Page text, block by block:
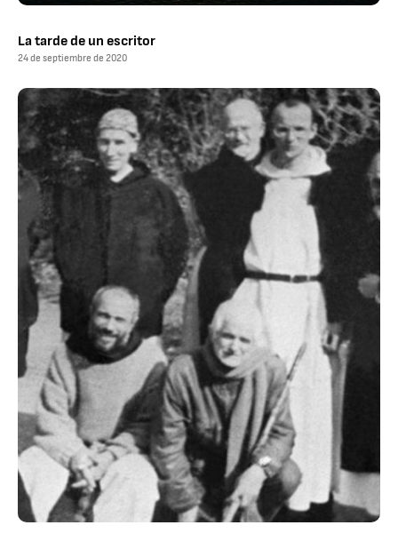
La tarde de un escritor
24 de septiembre de 2020